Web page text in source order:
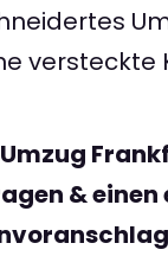
versteckte
& einen